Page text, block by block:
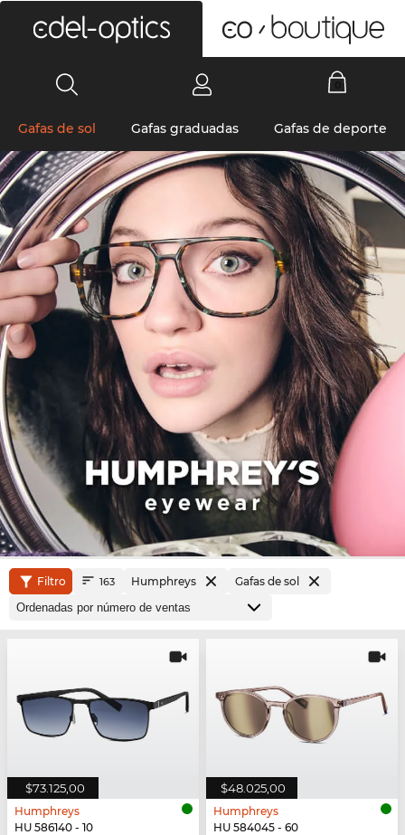
Gafas de sol Gafas graduadas Gafas de deporte
Filtro 163 Humphreys Gafas de sol
$73.125,00
Humphreys
HU 586140 - 10
$48.025,00
Humphreys
HU 584045 - 60